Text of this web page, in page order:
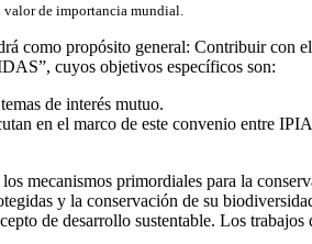
de importancia mundial.
como propósito general: Contribuir
cuyos objetivos específicos son:
de interés mutuo.
en el marco de este convenio entre
mecanismos primordiales para la
y la conservación de su
de desarrollo sustentable. Los